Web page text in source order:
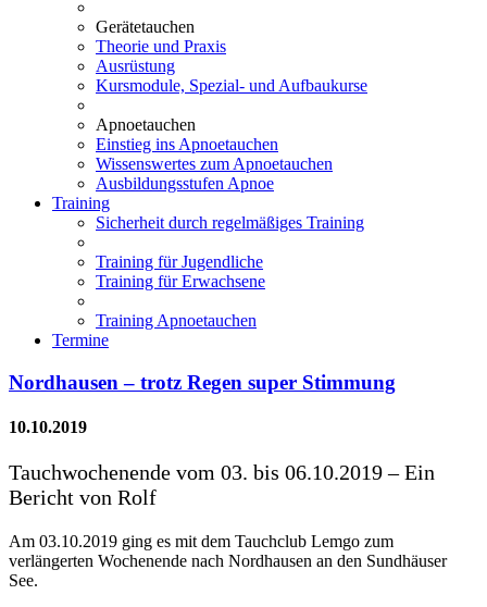
Gerätetauchen
Theorie und Praxis
Ausrüstung
Kursmodule, Spezial- und Aufbaukurse
Apnoetauchen
Einstieg ins Apnoetauchen
Wissenswertes zum Apnoetauchen
Ausbildungsstufen Apnoe
Training
Sicherheit durch regelmäßiges Training
Training für Jugendliche
Training für Erwachsene
Training Apnoetauchen
Termine
Nordhausen – trotz Regen super Stimmung
10.10.2019
Tauchwochenende vom 03. bis 06.10.2019 – Ein
Bericht von Rolf
Am 03.10.2019 ging es mit dem Tauchclub Lemgo zum
verlängerten Wochenende nach Nordhausen an den Sundhäuser
See.